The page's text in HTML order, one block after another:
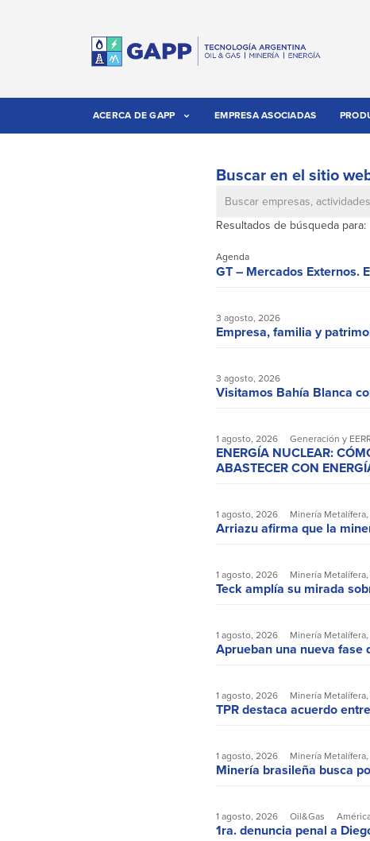
ACERCA DE GAPP EMPRESA ASOCIADAS
Buscar en el sitio
Resultados de búsqueda para:
Agenda
GT – Mercados Externos.
3 agosto, 2026
Empresa, familia y
3 agosto, 2026
Visitamos Bahía Blanca
1 agosto, 2026 Generación y
ENERGÍA NUCLEAR:
ABASTECER CON
1 agosto, 2026 Minería Metalífera,
Arriazu afirma que la
1 agosto, 2026 Minería Metalífera,
Teck amplía su mirada
1 agosto, 2026 Minería Metalífera,
Aprueban una nueva
1 agosto, 2026 Minería Metalífera,
TPR destaca acuerdo
1 agosto, 2026 Minería Metalífera,
Minería brasileña busca
1 agosto, 2026 Oil&Gas
1ra. denuncia penal a